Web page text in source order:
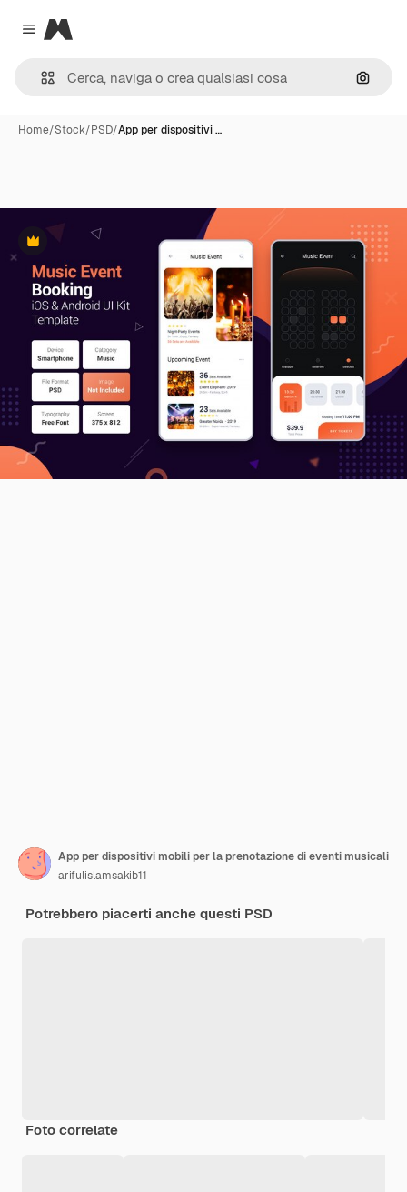
Close menu
Magnific
Cerca
Home/Stock/PSD/App per dispositivi …
Premium
App per dispositivi mobili per la prenotazione di eventi musicali
arifulislamsakib11
Potrebbero piacerti anche questi PSD
Foto correlate